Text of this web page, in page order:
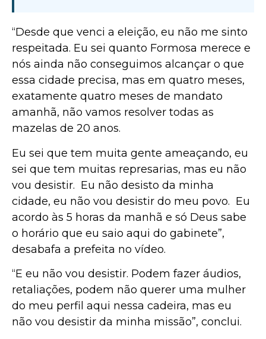
“Desde que venci a eleição, eu não me sinto
respeitada. Eu sei quanto Formosa merece e
nós ainda não conseguimos alcançar o que
essa cidade precisa, mas em quatro meses,
exatamente quatro meses de mandato
amanhã, não vamos resolver todas as
mazelas de 20 anos.
Eu sei que tem muita gente ameaçando, eu
sei que tem muitas represarias, mas eu não
vou desistir. Eu não desisto da minha
cidade, eu não vou desistir do meu povo. Eu
acordo às 5 horas da manhã e só Deus sabe
o horário que eu saio aqui do gabinete”,
desabafa a prefeita no vídeo.
“E eu não vou desistir. Podem fazer áudios,
retaliações, podem não querer uma mulher
do meu perfil aqui nessa cadeira, mas eu
não vou desistir da minha missão”, conclui.